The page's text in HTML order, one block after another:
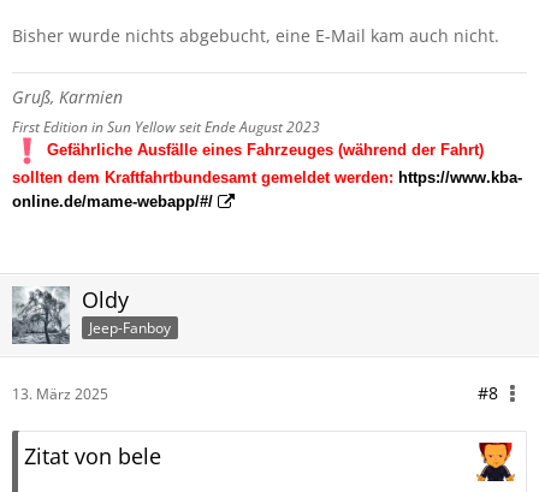
Bisher wurde nichts abgebucht, eine E-Mail kam auch nicht.
Gruß, Karmien
First Edition in Sun Yellow seit Ende August 2023
Gefährliche Ausfälle eines Fahrzeuges (während der Fahrt)
sollten dem Kraftfahrtbundesamt gemeldet werden: https://www.kba-
online.de/mame-webapp/#/
Oldy
Jeep-Fanboy
13. März 2025 #8
Zitat von bele